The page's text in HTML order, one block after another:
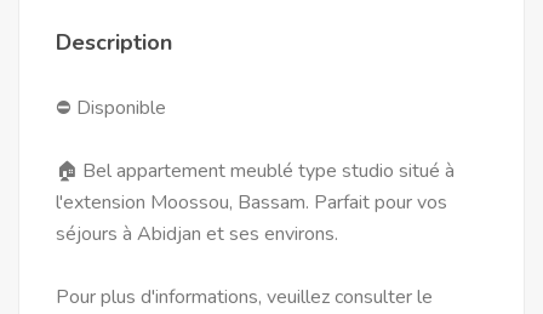
Description
⛔ Disponible
🏠 Bel appartement meublé type studio situé à
l'extension Moossou, Bassam. Parfait pour vos
séjours à Abidjan et ses environs.
Pour plus d'informations, veuillez consulter le